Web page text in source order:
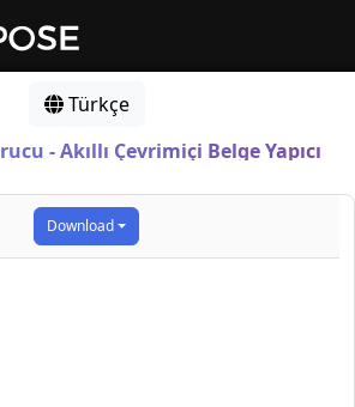
Türkçe
- Akıllı Çevrimiçi Belge Yapıcı
Download